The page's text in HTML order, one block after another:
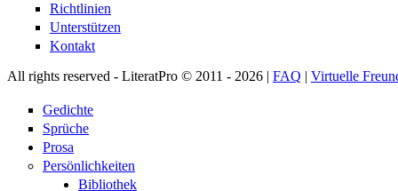
Richtlinien
Unterstützen
Kontakt
All rights reserved - LiteratPro © 2011 - 2026 | FAQ | Virtuelle
Gedichte
Sprüche
Prosa
Persönlichkeiten
Bibliothek